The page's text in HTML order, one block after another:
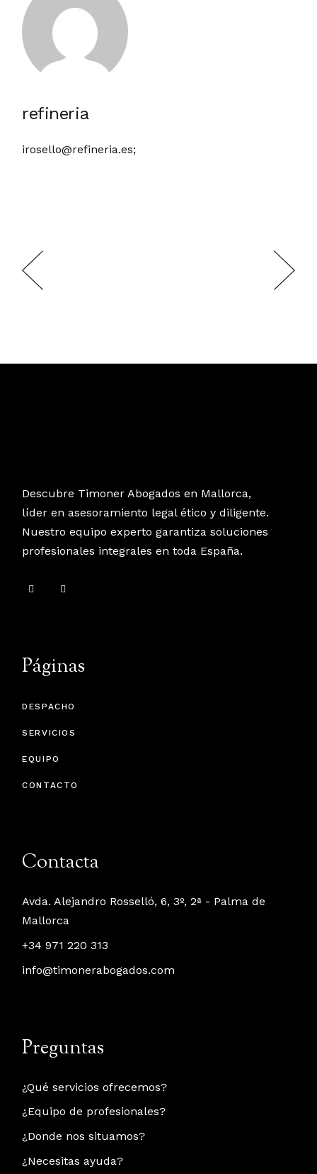
refineria
irosello@refineria.es;
Descubre Timoner Abogados en Mallorca,
líder en asesoramiento legal ético y diligente.
Nuestro equipo experto garantiza soluciones
profesionales integrales en toda España.
Páginas
DESPACHO
SERVICIOS
EQUIPO
CONTACTO
Contacta
Avda. Alejandro Rosselló, 6, 3º, 2ª - Palma de
Mallorca
+34 971 220 313
info@timonerabogados.com
Preguntas
¿Qué servicios ofrecemos?
¿Equipo de profesionales?
¿Donde nos situamos?
¿Necesitas ayuda?